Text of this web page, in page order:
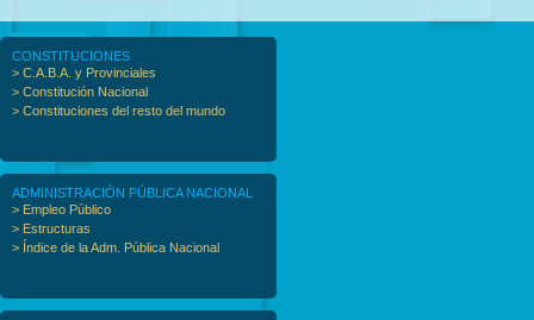
CONSTITUCIONES
> C.A.B.A. y Provinciales
> Constitución Nacional
> Constituciones del resto del mundo
ADMINISTRACIÓN PÚBLICA NACIONAL
> Empleo Público
> Estructuras
> Índice de la Adm. Pública Nacional